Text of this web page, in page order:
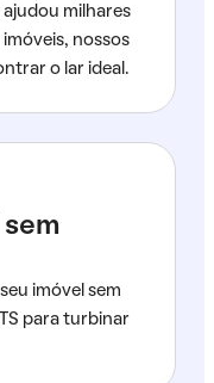
milhares
nossos
o lar ideal.
imóvel sem
para turbinar